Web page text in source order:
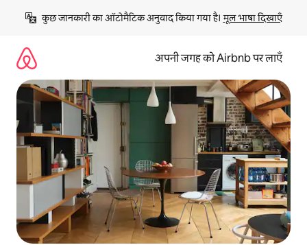
छोड़कर
कॉन्टेंट
कुछ जानकारी का ऑटोमैटिक अनुवाद किया गया है। मूल भाषा दिखाएँ
अपनी जगह को Airbnb पर लाएँ